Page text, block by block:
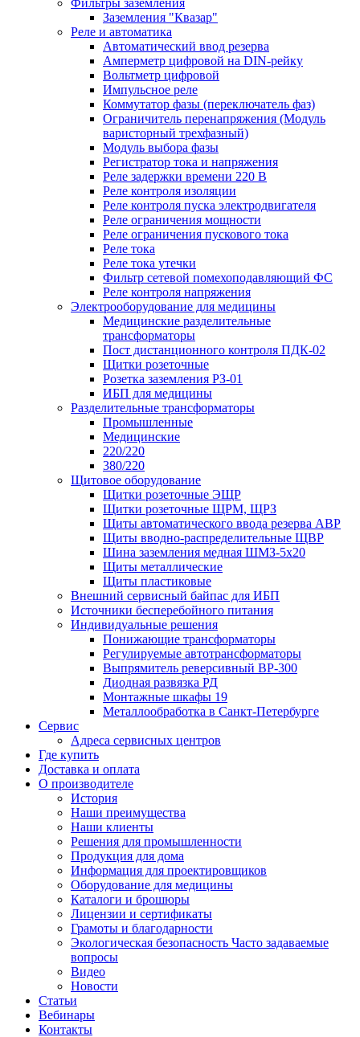
Фильтры заземления
Заземления "Квазар"
Реле и автоматика
Автоматический ввод резерва
Амперметр цифровой на DIN-рейку
Вольтметр цифровой
Импульсное реле
Коммутатор фазы (переключатель фаз)
Ограничитель перенапряжения (Модуль
варисторный трехфазный)
Модуль выбора фазы
Регистратор тока и напряжения
Реле задержки времени 220 В
Реле контроля изоляции
Реле контроля пуска электродвигателя
Реле ограничения мощности
Реле ограничения пускового тока
Реле тока
Реле тока утечки
Фильтр сетевой помехоподавляющий ФС
Реле контроля напряжения
Электрооборудование для медицины
Медицинские разделительные
трансформаторы
Пост дистанционного контроля ПДК-02
Щитки розеточные
Розетка заземления РЗ-01
ИБП для медицины
Разделительные трансформаторы
Промышленные
Медицинские
220/220
380/220
Щитовое оборудование
Щитки розеточные ЭЩР
Щитки розеточные ЩРМ, ЩРЗ
Щиты автоматического ввода резерва АВР
Щиты вводно-распределительные ЩВР
Шина заземления медная ШМЗ-5х20
Щиты металлические
Щиты пластиковые
Внешний сервисный байпас для ИБП
Источники бесперебойного питания
Индивидуальные решения
Понижающие трансформаторы
Регулируемые автотрансформаторы
Выпрямитель реверсивный ВР-300
Диодная развязка РД
Монтажные шкафы 19
Металлообработка в Санкт-Петербурге
Сервис
Адреса сервисных центров
Где купить
Доставка и оплата
О производителе
История
Наши преимущества
Наши клиенты
Решения для промышленности
Продукция для дома
Информация для проектировщиков
Оборудование для медицины
Каталоги и брошюры
Лицензии и сертификаты
Грамоты и благодарности
Экологическая безопасность Часто задаваемые
вопросы
Видео
Новости
Статьи
Вебинары
Контакты